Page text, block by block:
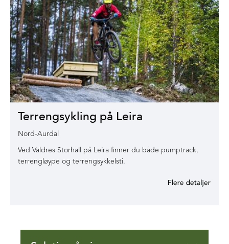
Terrengsykling på Leira
Nord-Aurdal
Ved Valdres Storhall på Leira finner du både pumptrack,
terrengløype og terrengsykkelsti.